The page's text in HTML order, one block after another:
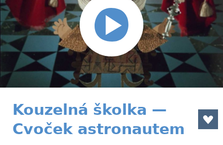
Kouzelná školka —
Cvoček astronautem